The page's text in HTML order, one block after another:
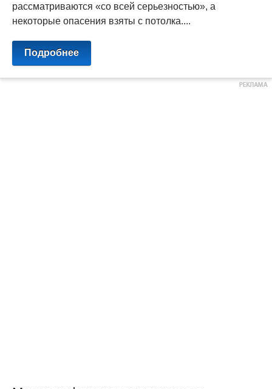
рассматриваются «со всей серьезностью», а
некоторые опасения взяты с потолка....
Подробнее